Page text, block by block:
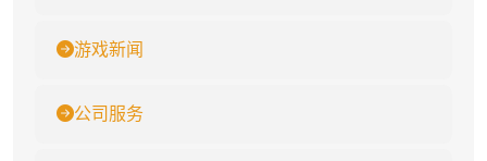
游戏新闻
公司服务